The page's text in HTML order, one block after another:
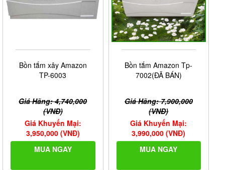
Bồn tắm xây Amazon
TP-6003
Giá Hãng: 4,740,000
(VNĐ)
Giá Khuyến Mại:
3,950,000 (VNĐ)
MUA NGAY
Bồn tắm Amazon Tp-
7002(ĐÃ BÁN)
Giá Hãng: 7,900,000
(VNĐ)
Giá Khuyến Mại:
3,990,000 (VNĐ)
MUA NGAY